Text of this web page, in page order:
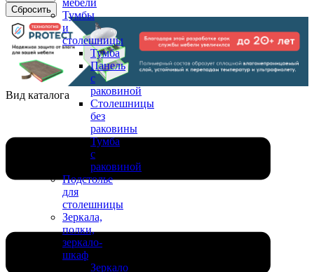
мебели
Тумбы
и
столешницы
Тумба
Панель
с
раковиной
Столешницы
без
раковины
Тумба
с
раковиной
Подстолье
для
столешницы
Зеркала,
полки,
зеркало-
шкаф
Зеркало
Вид каталога